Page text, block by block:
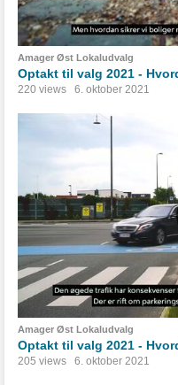
Amager Øst Lokaludvalg
Optakt til valg 2021 -
220 views 6. oktober 2021
Amager Øst Lokaludvalg
Optakt til valg 2021 -
205 views 6. oktober 2021